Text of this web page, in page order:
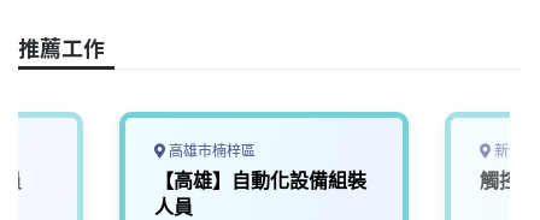
o
k
n
k
推薦工作
高雄市楠梓區
【高雄】自動化設備組裝
人員
新竹
觸控